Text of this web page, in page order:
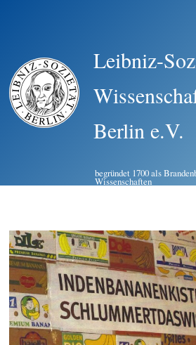
Leibniz-
Berlin e.V.
begründet 1700 als
Wissenschaften